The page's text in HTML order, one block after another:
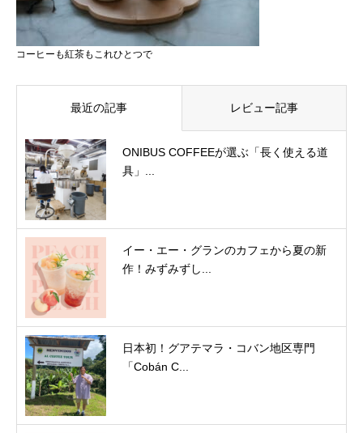
コーヒーも紅茶もこれひとつで
最近の記事 レビュー記事
ONIBUS COFFEEが選ぶ「長く使える道
具」...
イー・エー・グランのカフェから夏の新
作！みずみずし...
日本初！グアテマラ・コバン地区専門
「Cobán C...